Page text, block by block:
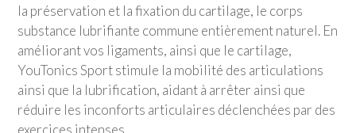
la préservation et la fixation du cartilage, le corps
substance lubrifiante commune entièrement naturel. En
améliorant vos ligaments, ainsi que le cartilage,
YouTonics Sportstimule la mobilité des articulations
ainsi que la lubrification, aidant à arrêter ainsi que
réduire les inconforts articulaires déclenchées par des
exercices intenses.